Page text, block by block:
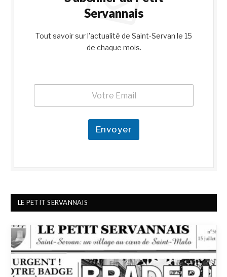
Servannais
Tout savoir sur l'actualité de Saint-Servan le 15
de chaque mois.
m
a
l
*
*
a
Envoyer
LE PETIT SERVANNAIS